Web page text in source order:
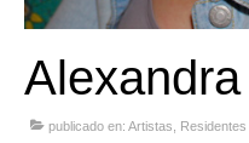
publicado en: Artistas